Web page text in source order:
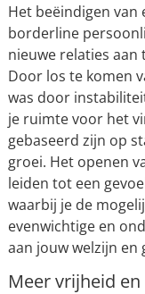
Het beëindigen
borderline
nieuwe relaties aan
Door los te komen
was door
je ruimte voor het
gebaseerd zijn op
groei. Het openen
leiden tot een
waarbij je de
evenwichtige en
aan jouw welzijn en
Meer vrijheid